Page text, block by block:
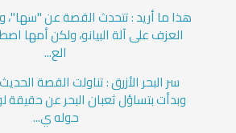
هذا ما أريد : تتحدث القصة عن
العزف على آلة البيانو، ولكن أمها
الع...
سر البحر الأزرق : تناولت القصة
وبدأت بتساؤل ثعبان البحر عن حقيقة
حوله ي...